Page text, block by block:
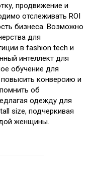
продвижение и
отслеживать ROI
бизнеса. Возможно
для
в fashion tech и
интеллект для
обучение для
конверсию и
об
одежду для
size, подчеркивая
женщины.